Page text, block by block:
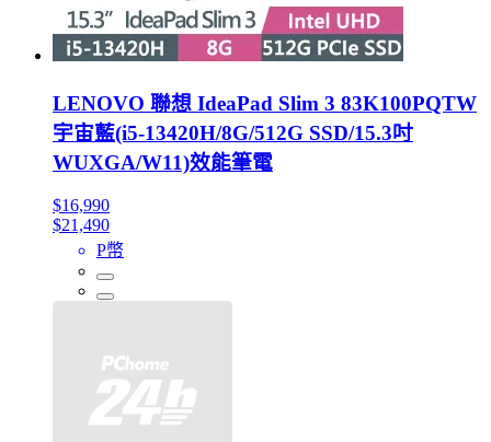
LENOVO 聯想 IdeaPad Slim 3 83K100PQTW
宇宙藍(i5-13420H/8G/512G SSD/15.3吋
WUXGA/W11)效能筆電
$16,990
$21,490
P幣